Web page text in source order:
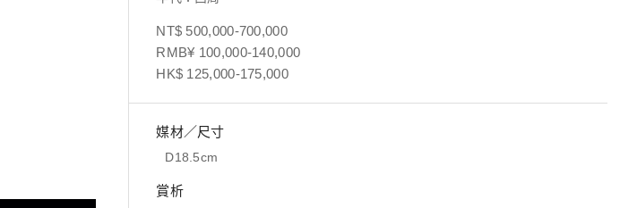
NT$ 500,000-700,000
RMB¥ 100,000-140,000
HK$ 125,000-175,000
媒材／尺寸
D18.5cm
賞析